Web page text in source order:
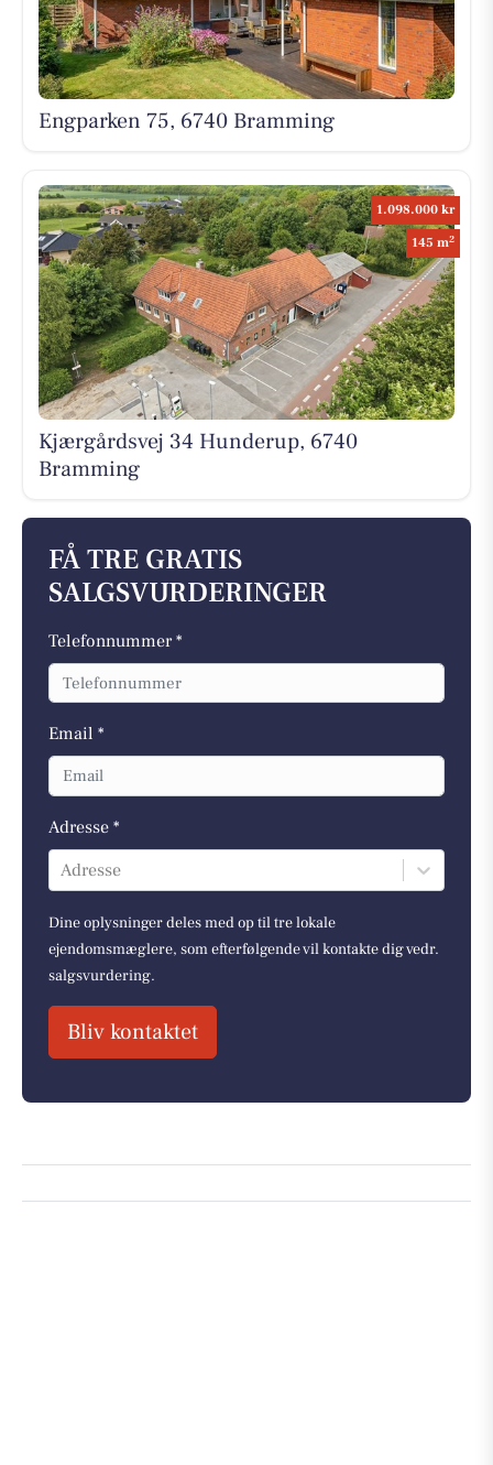
Engparken 75, 6740 Bramming
1.098.000 kr
145 m2
Kjærgårdsvej 34 Hunderup, 6740
Bramming
FÅ TRE GRATIS
SALGSVURDERINGER
Telefonnummer *
Email *
Adresse *
Adresse
Dine oplysninger deles med op til tre lokale
ejendomsmæglere, som efterfølgende vil kontakte dig vedr.
salgsvurdering.
Bliv kontaktet